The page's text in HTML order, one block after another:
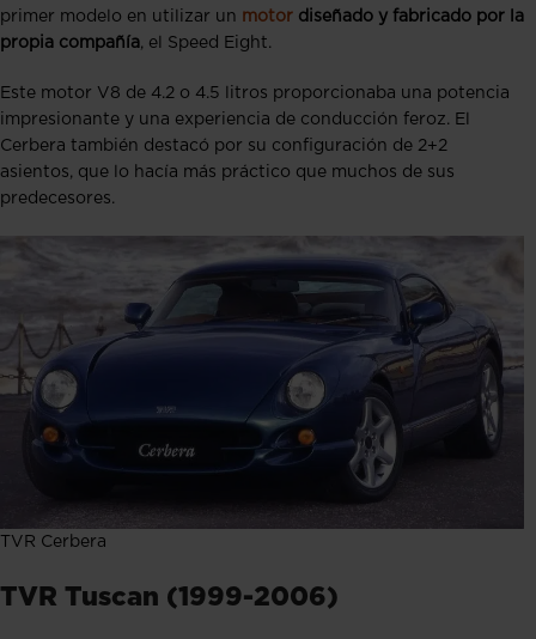
primer modelo en utilizar un motor diseñado y fabricado por la
propia compañía, el Speed Eight.
Este motor V8 de 4.2 o 4.5 litros proporcionaba una potencia
impresionante y una experiencia de conducción feroz. El
Cerbera también destacó por su configuración de 2+2
asientos, que lo hacía más práctico que muchos de sus
predecesores​.
TVR Cerbera
TVR Tuscan (1999-2006)